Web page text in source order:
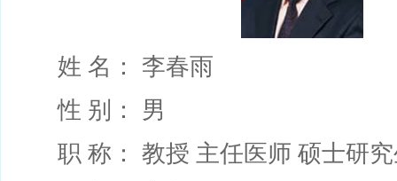
姓 名： 李春雨
性 别： 男
职 称： 教授 主任医师 硕士研究